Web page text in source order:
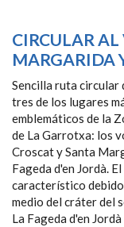
CIRCULAR AL
MARGARIDA
Sencilla ruta circular
tres de los lugares
emblemáticos de la
de La Garrotxa: los
Croscat y Santa
Fageda d'en Jordà.
característico
medio del cráter del
La Fageda d'en